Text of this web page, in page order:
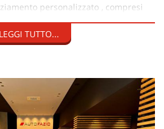
personalizzato , compresi
6 MARCE , MONITOR 10,25 CON
ED ANDROID AUTO, SENSORI
E POSTERIORI CON PARCK ASISTE,
SATELLITARE CARTOGRAFICO
USBC ANTERIORI E POSTERIORI,
LEGGI TUTTO...